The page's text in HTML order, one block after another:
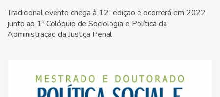
Tradicional evento chega à 12ª edição e ocorrerá em 2022
junto ao 1º Colóquio de Sociologia e Política da
Administração da Justiça Penal